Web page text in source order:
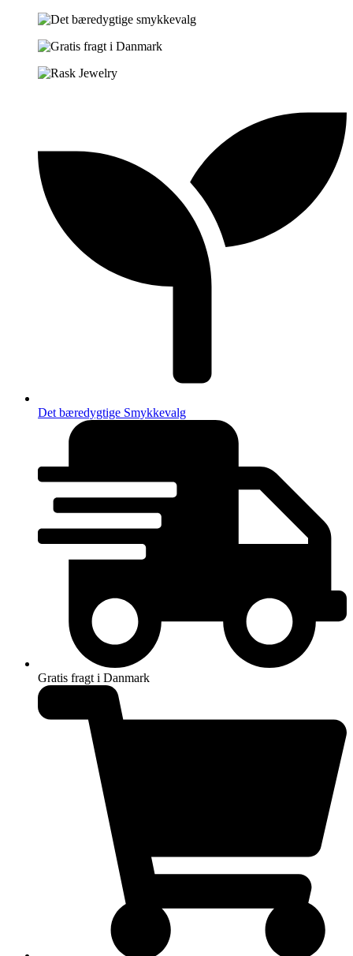
Det bæredygtige Smykkevalg
Gratis fragt i Danmark